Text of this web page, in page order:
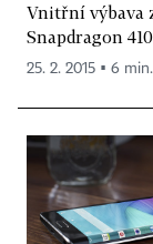
Vnitřní výbava
Snapdragon
25. 2. 2015 ▪ 6